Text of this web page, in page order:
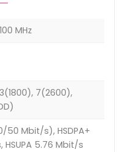
MHz
7(2600),
50 Mbit/s), HSDPA+
5.76 Mbit/s